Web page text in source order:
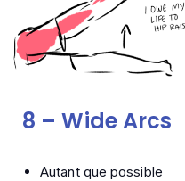
8 –Wide Arcs
Autant que possible